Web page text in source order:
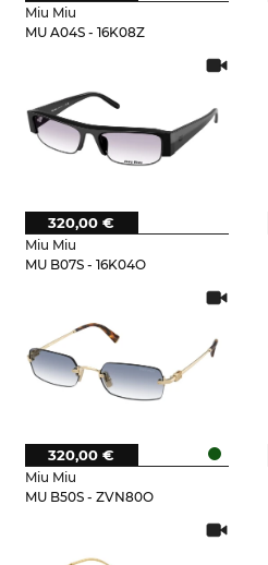
Miu Miu
MU A04S - 16K08Z
Miu Miu
MU B07S - 16K04O
320,00 €
Miu Miu
MU B50S - ZVN80O
320,00 €